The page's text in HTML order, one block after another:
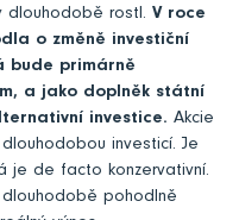
dlouhodobě rostl. V roce
o změně investiční
bude primárně
a jako doplněk státní
investice. Akcie
investicí. Je
je de facto konzervativní.
pohodlně